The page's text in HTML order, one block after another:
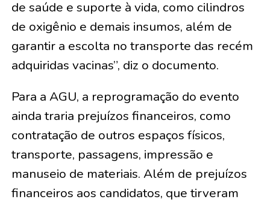
de saúde e suporte à vida, como cilindros
de oxigênio e demais insumos, além de
garantir a escolta no transporte das recém
adquiridas vacinas”, diz o documento.
Para a AGU, a reprogramação do evento
ainda traria prejuízos financeiros, como
contratação de outros espaços físicos,
transporte, passagens, impressão e
manuseio de materiais. Além de prejuízos
financeiros aos candidatos, que tirveram